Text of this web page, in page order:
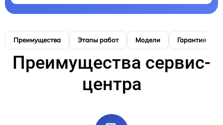
Преимущества Этапы работ Модели Гарантия
Преимущества сервис-
центра